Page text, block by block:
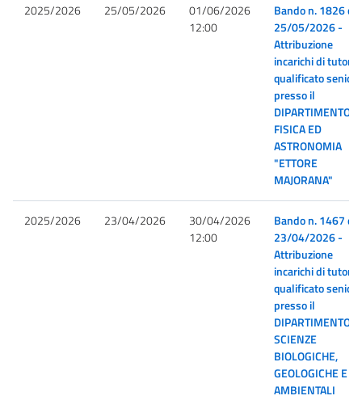
2025/2026 25/05/2026
01/06/2026
12:00
Bando n. 1826
25/05/2026 -
Attribuzione
incarichi di tutor
qualificato senior
presso il
DIPARTIMENTO
FISICA ED
ASTRONOMIA
"ETTORE
MAJORANA"
2025/2026 23/04/2026
30/04/2026
12:00
Bando n. 1467
23/04/2026 -
Attribuzione
incarichi di tutor
qualificato senior
presso il
DIPARTIMENTO
SCIENZE
BIOLOGICHE,
GEOLOGICHE E
AMBIENTALI